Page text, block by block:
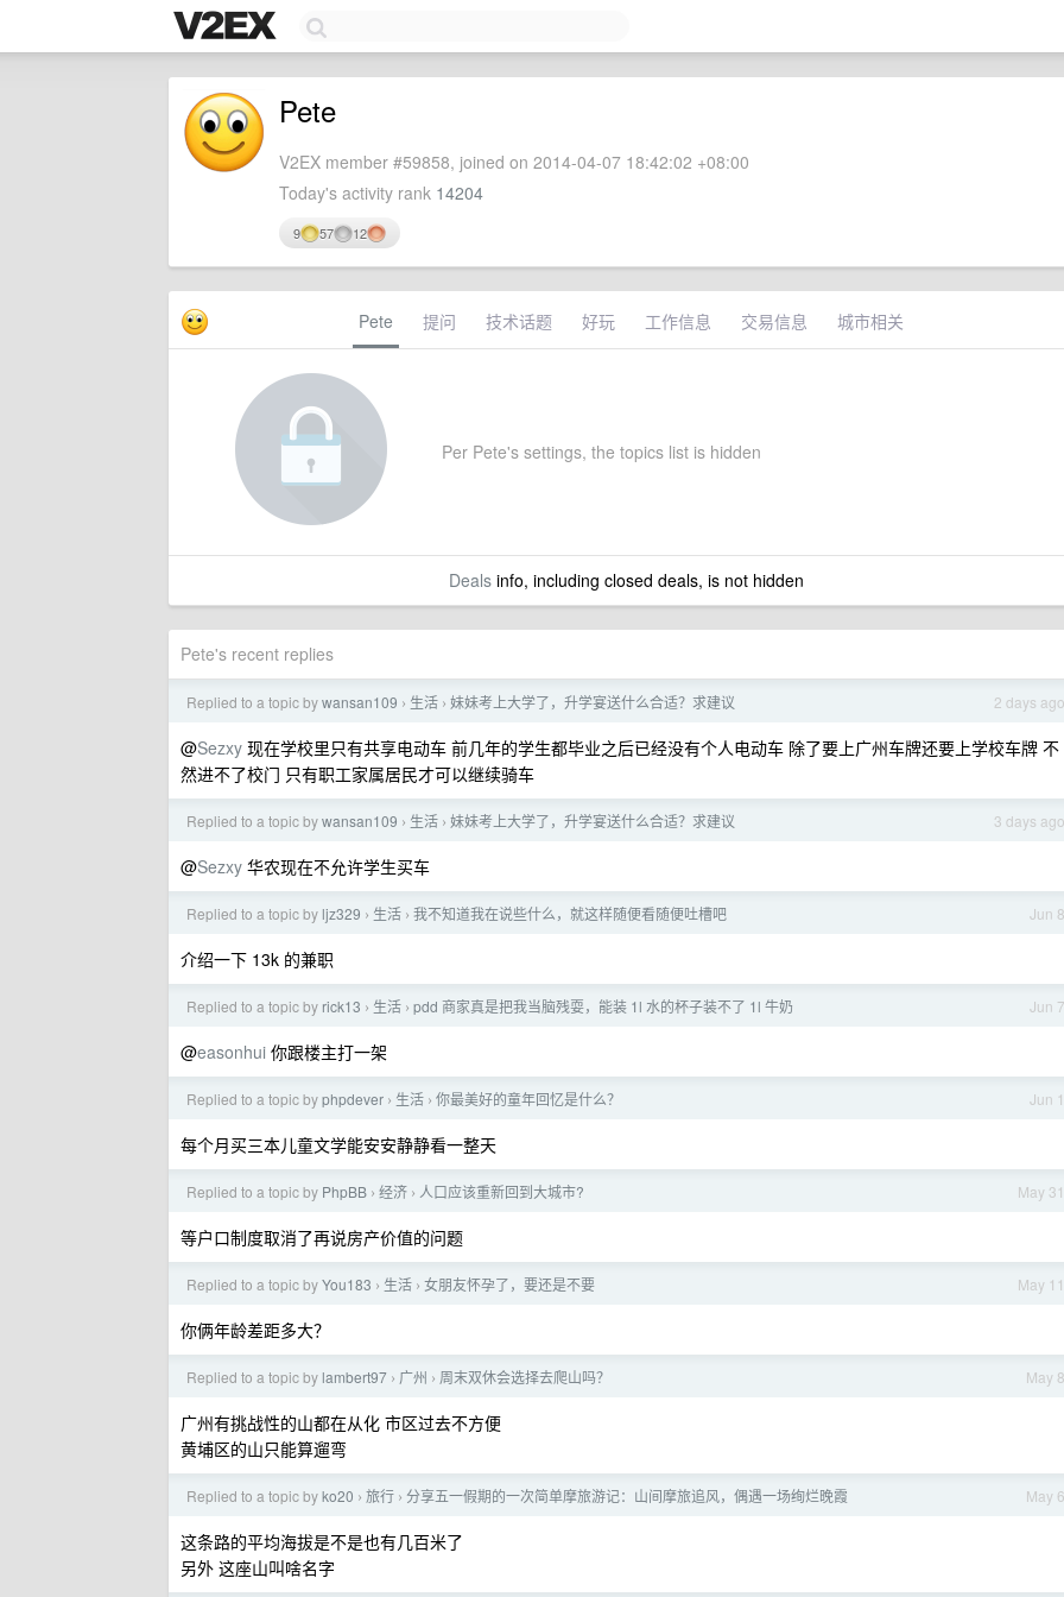
Pete
V2EX member #59858, joined on 2014-04-07 18:42:02 +08:00
Today's activity rank 14204
9 57 12
Pete 提问 技术话题 好玩 工作信息 交易信息 城市相关
Per Pete's settings, the topics list is hidden
Dealsinfo, including closed deals, is not hidden
Pete's recent replies
2 days ago
Replied to a topic bywansan109 › 生活 › 妹妹考上大学了，升学宴送什么合适？求建议
@Sezxy 现在学校里只有共享电动车 前几年的学生都毕业之后已经没有个人电动车 除了要上广州车牌还要上学校车牌 不
然进不了校门 只有职工家属居民才可以继续骑车
3 days ago
Replied to a topic bywansan109 › 生活 › 妹妹考上大学了，升学宴送什么合适？求建议
@Sezxy 华农现在不允许学生买车
Jun 8
Replied to a topic by ljz329 › 生活 › 我不知道我在说些什么，就这样随便看随便吐槽吧
介绍一下 13k 的兼职
Jun 7
Replied to a topic by rick13 › 生活 › pdd 商家真是把我当脑残耍，能装 1l 水的杯子装不了 1l 牛奶
@easonhui 你跟楼主打一架
Jun 1
Replied to a topic byphpdever › 生活 › 你最美好的童年回忆是什么？
每个月买三本儿童文学能安安静静看一整天
May 31
Replied to a topic by PhpBB › 经济 › 人口应该重新回到大城市?
等户口制度取消了再说房产价值的问题
May 11
Replied to a topic byYou183 › 生活 › 女朋友怀孕了，要还是不要
你俩年龄差距多大？
May 8
Replied to a topic by lambert97 › 广州 › 周末双休会选择去爬山吗？
广州有挑战性的山都在从化 市区过去不方便
黄埔区的山只能算遛弯
May 6
Replied to a topic byko20 › 旅行 › 分享五一假期的一次简单摩旅游记：山间摩旅追风，偶遇一场绚烂晚霞
这条路的平均海拔是不是也有几百米了
另外 这座山叫啥名字